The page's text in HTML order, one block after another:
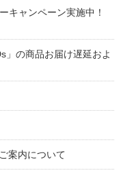
キャンペーン実施中！
」の商品お届け遅延およ
案内について